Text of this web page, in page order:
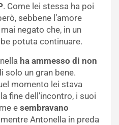
. Come lei stessa ha poi
sebbene l’amore
negato che, in un
potuta continuare.
ha ammesso di non
solo un gran bene.
momento lei stava
fine dell’incontro, i suoi
esembravano
Antonella in preda